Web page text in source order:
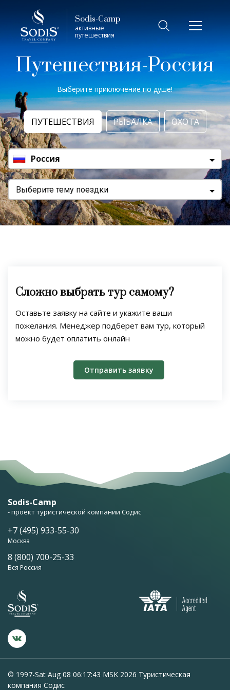
Sodis-Camp
активные
путешествия
Путешествия-Россия
Выберите приключение по душе!
ПУТЕШЕСТВИЯ РЫБАЛКА ОХОТА
Россия
Выберите тему поездки
Сложно выбрать тур самому?
Оставьте заявку на сайте и укажите ваши
пожелания. Менеджер подберет вам тур, который
можно будет оплатить онлайн
Отправить заявку
Sodis-Camp
- проект туристической компании Содис
+7 (495) 933-55-30
Москва
8 (800) 700-25-33
Вся Россия
© 1997-Sat Aug 08 06:17:43 MSK 2026 Туристическая
компания Содис